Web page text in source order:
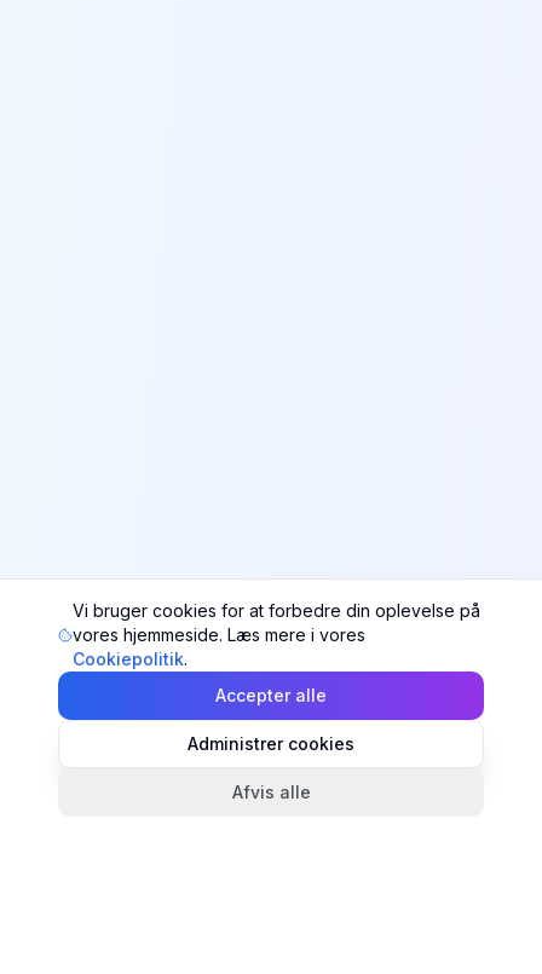
Vi bruger cookies for at forbedre din oplevelse på
vores hjemmeside. Læs mere i vores
Cookiepolitik.
Accepter alle
Administrer cookies
Afvis alle